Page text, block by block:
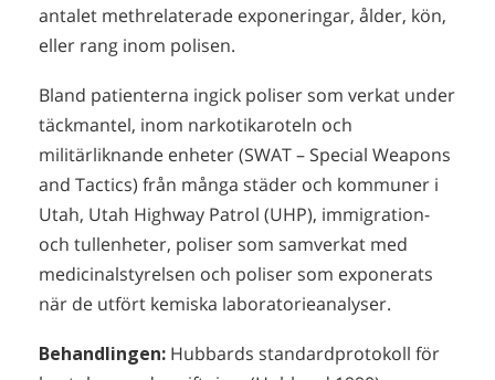
antalet methrelaterade exponeringar, ålder, kön,
eller rang inom polisen.
Bland patienterna ingick poliser som verkat under
täckmantel, inom narkotikaroteln och
militärliknande enheter (SWAT – Special Weapons
and Tactics) från många städer och kommuner i
Utah, Utah Highway Patrol (UHP), immigration-
och tullenheter, poliser som samverkat med
medicinalstyrelsen och poliser som exponerats
när de utfört kemiska laboratorieanalyser.
Behandlingen: Hubbards standardprotokoll för